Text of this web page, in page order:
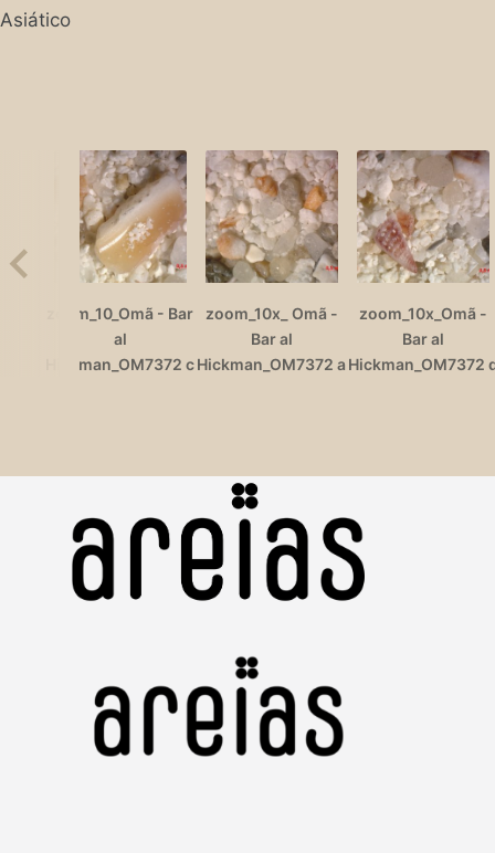
zoom_10_Omã - Bar
al
Hickman_OM7372 c
zoom_10x_ Omã -
Bar al
Hickman_OM7372 a
zoom_10x_Omã -
Bar al
Hickman_OM7372
Asiático